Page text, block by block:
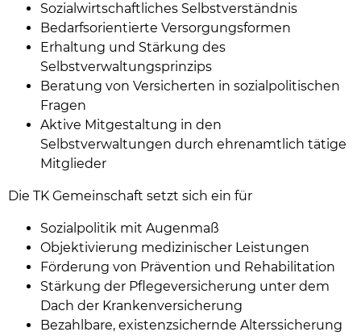
Sozialwirtschaftliches Selbstverständnis
Bedarfsorientierte Versorgungsformen
Erhaltung und Stärkung des
Selbstverwaltungsprinzips
Beratung von Versicherten in sozialpolitischen
Fragen
Aktive Mitgestaltung in den
Selbstverwaltungen durch ehrenamtlich tätige
Mitglieder
Die TK Gemeinschaft setzt sich ein für
Sozialpolitik mit Augenmaß
Objektivierung medizinischer Leistungen
Förderung von Prävention und Rehabilitation
Stärkung der Pflegeversicherung unter dem
Dach der Krankenversicherung
Bezahlbare, existenzsichernde Alterssicherung